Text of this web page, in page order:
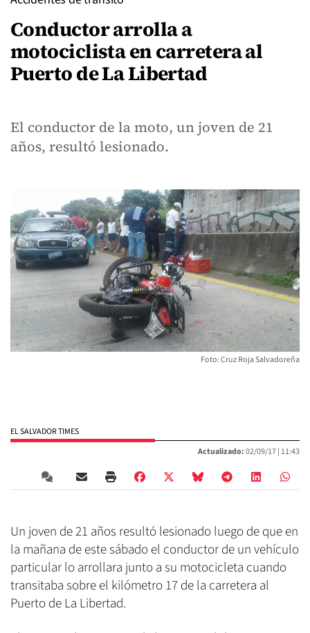
Conductor arrolla a
motociclista en carretera al
Puerto de La Libertad
El conductor de la moto, un joven de 21
años, resultó lesionado.
Foto: Cruz Roja Salvadoreña
EL SALVADOR TIMES
Actualizado:02/09/17 | 11:43
Un joven de 21 años resultó lesionado luego de que en
la mañana de este sábado el conductor de un vehículo
particular lo arrollara junto a su motocicleta cuando
transitaba sobre el kilómetro 17 de la carretera al
Puerto de La Libertad.